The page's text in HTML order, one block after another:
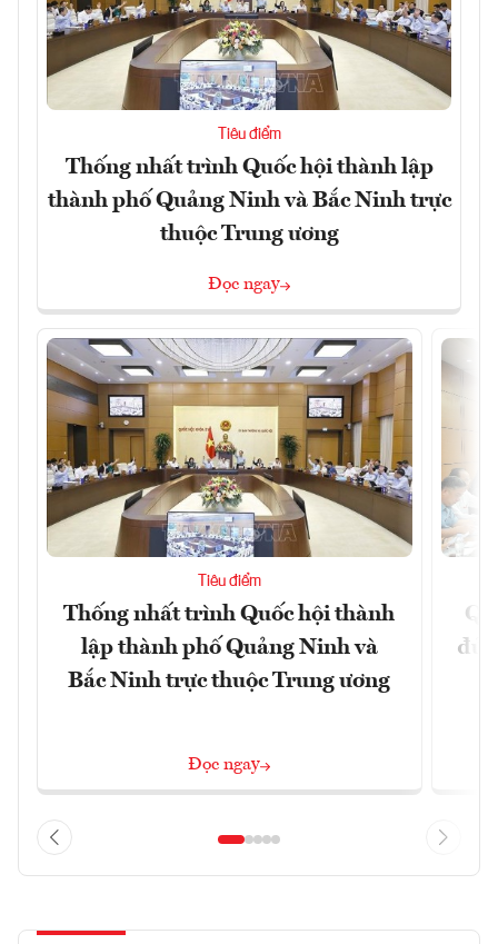
Tiêu điểm
Thống nhất trình Quốc hội thành lập
thành phố Quảng Ninh và Bắc Ninh trực
thuộc Trung ương
Đọc ngay
Tiêu điểm
Thống nhất trình Quốc hội thành
lập thành phố Quảng Ninh và
Bắc Ninh trực thuộc Trung ương
Đọc ngay
đủ